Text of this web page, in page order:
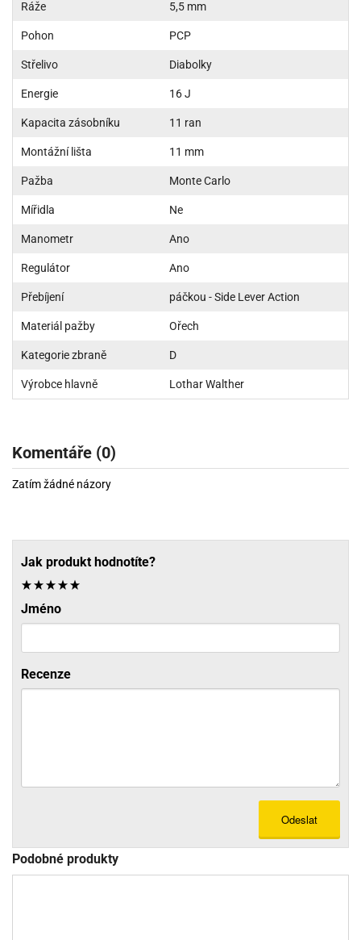
Ráže 5,5 mm
Pohon PCP
Střelivo Diabolky
Energie 16 J
Kapacita zásobníku 11 ran
Montážní lišta 11 mm
Pažba Monte Carlo
Mířidla Ne
Manometr Ano
Regulátor Ano
Přebíjení páčkou - Side Lever Action
Materiál pažby Ořech
Kategorie zbraně D
Výrobce hlavně Lothar Walther
Komentáře (0)
Zatím žádné názory
Jak produkt hodnotíte?
Jméno
Recenze
Odeslat
Podobné produkty